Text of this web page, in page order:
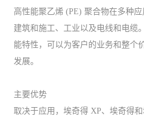
高性能聚乙烯 (PE) 聚合物在多种
建筑和施工、工业以及电线和电缆
能特性，可以为客户的业务和整个
发展。
主要优势
取决于应用，埃奇得 XP、埃奇得